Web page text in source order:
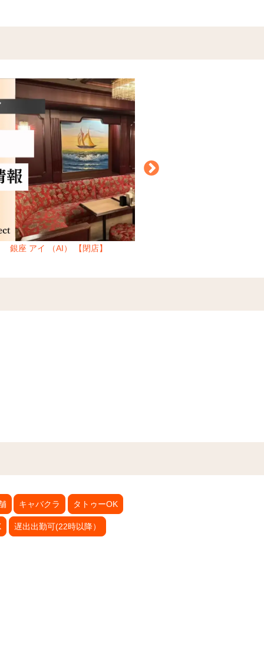
銀座 アイ （AI） 【閉店】
キャバクラ タトゥーOK
遅出出勤可(22時以降）